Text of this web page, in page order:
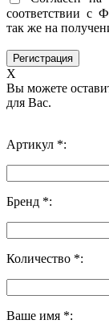
соответствии с
так же на
X
Вы можете
для Вас.
Артикул *:
Бренд *:
Количество *:
Ваше имя *: